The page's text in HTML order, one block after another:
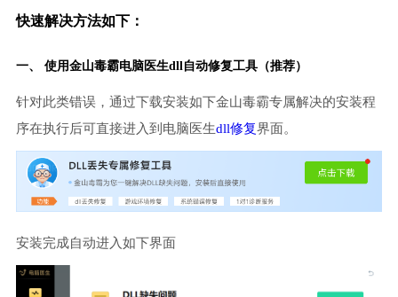
快速解决方法如下：
一、 使用金山毒霸电脑医生dll自动修复工具（推荐）
针对此类错误，通过下载安装如下金山毒霸专属解决的安装程
序在执行后可直接进入到电脑医生dll修复界面。
安装完成自动进入如下界面